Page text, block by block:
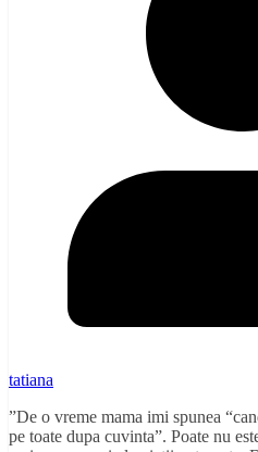
tatiana
”De o vreme mama imi spunea
pe toate dupa cuvinta”. Poate nu